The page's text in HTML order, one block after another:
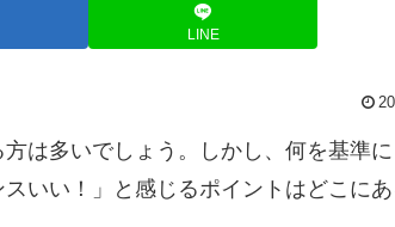
LINE
は多いでしょう。しかし、何を基準に
いい！」と感じるポイントはどこに